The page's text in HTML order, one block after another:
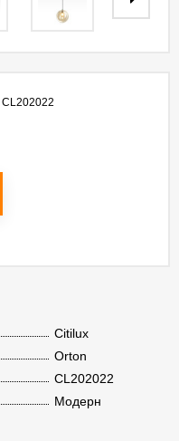
Citilux
Orton
CL202022
Модерн
CL202022